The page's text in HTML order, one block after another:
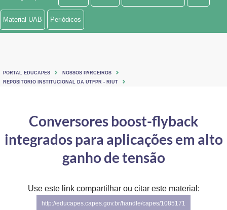
Ministério de Minas e Energia
Ministério do Turismo
Controladoria-Geral da União
Ministério da Mulher, da Família e dos Direitos Humanos
Secretaria de Governo
Material UAB Periódicos
PORTAL EDUCAPES
NOSSOS PARCEIROS
REPOSITORIO INSTITUCIONAL DA UTFPR - RIUT
Conversores boost-flyback
integrados para aplicações em alto
ganho de tensão
Use este link compartilhar ou citar este material:
http://educapes.capes.gov.br/handle/capes/1085171